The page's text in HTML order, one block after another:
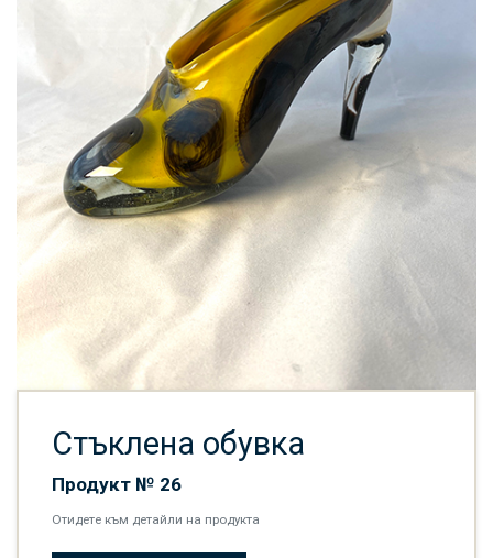
Стъклена обувка
Продукт № 26
Отидете към детайли на продукта